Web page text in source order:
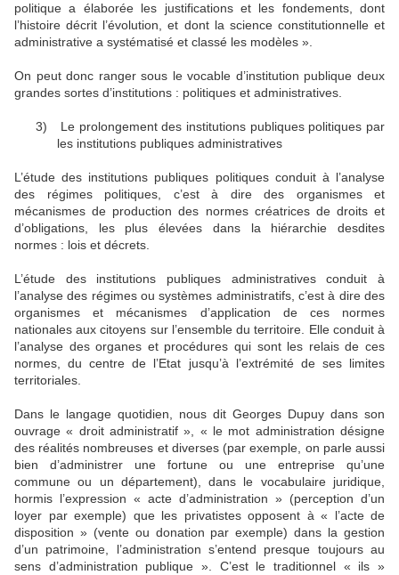
politique a élaborée les justifications et les fondements, dont
l’histoire décrit l’évolution, et dont la science constitutionnelle et
administrative a systématisé et classé les modèles ».
On peut donc ranger sous le vocable d’institution publique deux
grandes sortes d’institutions : politiques et administratives.
3)
Le prolongement des institutions publiques politiques par
les institutions publiques administratives
L’étude des institutions publiques politiques conduit à l’analyse
des régimes politiques, c’est à dire des organismes et
mécanismes de production des normes créatrices de droits et
d’obligations, les plus élevées dans la hiérarchie desdites
normes : lois et décrets.
L’étude des institutions publiques administratives conduit à
l’analyse des régimes ou systèmes administratifs, c’est à dire des
organismes et mécanismes d’application de ces normes
nationales aux citoyens sur l’ensemble du territoire. Elle conduit à
l’analyse des organes et procédures qui sont les relais de ces
normes, du centre de l’Etat jusqu’à l’extrémité de ses limites
territoriales.
Dans le langage quotidien, nous dit Georges Dupuy dans son
ouvrage « droit administratif », « le mot administration désigne
des réalités nombreuses et diverses (par exemple, on parle aussi
bien d’administrer une fortune ou une entreprise qu’une
commune ou un département), dans le vocabulaire juridique,
hormis l’expression « acte d’administration » (perception d’un
loyer par exemple) que les privatistes opposent à « l’acte de
disposition » (vente ou donation par exemple) dans la gestion
d’un patrimoine, l’administration s’entend presque toujours au
sens d’administration publique ». C’est le traditionnel « ils »